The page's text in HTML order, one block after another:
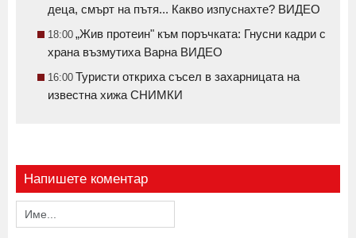
деца, смърт на пътя... Какво изпуснахте? ВИДЕО
18:00 „Жив протеин" към поръчката: Гнусни кадри с
храна възмутиха Варна ВИДЕО
16:00 Туристи откриха съсел в захарницата на
известна хижа СНИМКИ
Напишете коментар